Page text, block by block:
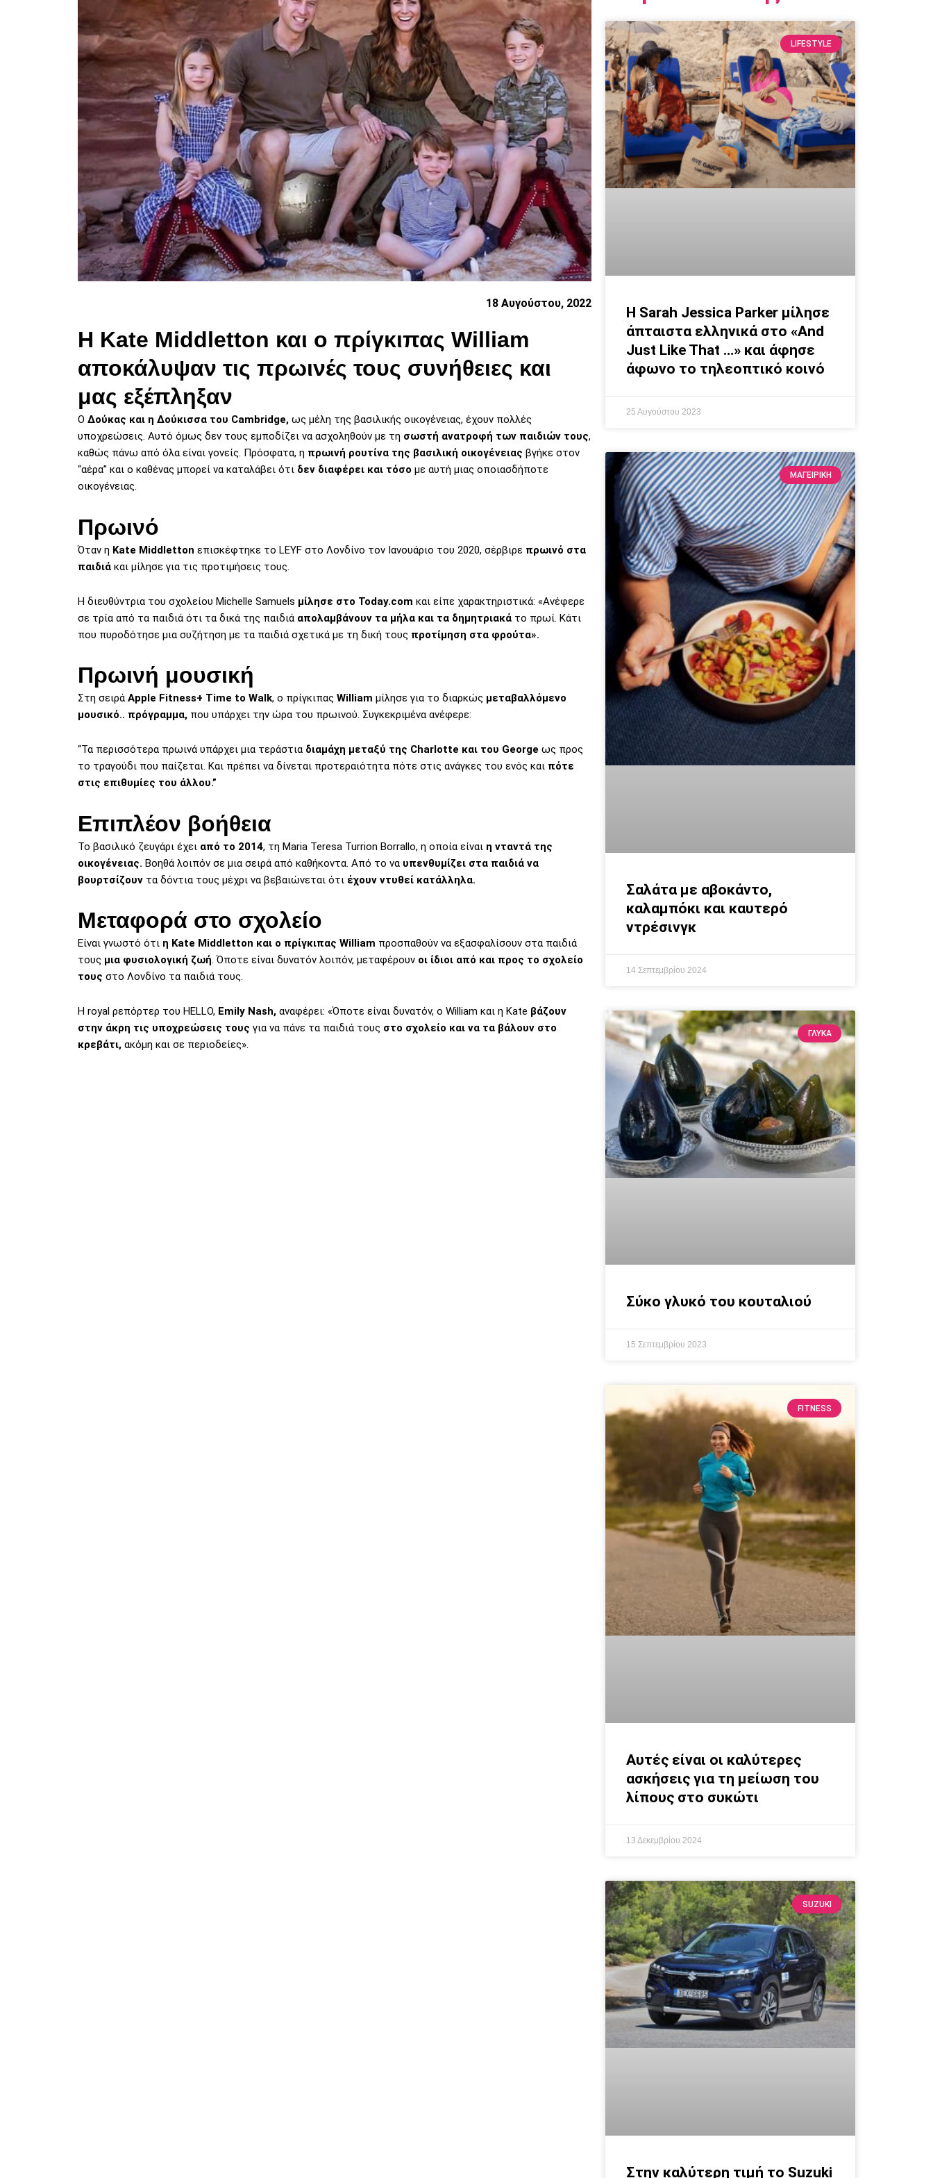
18 Αυγούστου, 2022
H Kate Middletton και ο πρίγκιπας William
αποκάλυψαν τις πρωινές τους συνήθειες και
μας εξέπληξαν
Ο Δούκας και η Δούκισσα του Cambridge, ως μέλη της βασιλικής οικογένειας, έχουν πολλές
υποχρεώσεις. Αυτό όμως δεν τους εμποδίζει να ασχοληθούν με τη σωστή ανατροφή των παιδιών τους,
καθώς πάνω από όλα είναι γονείς. Πρόσφατα, η πρωινή ρουτίνα της βασιλική οικογένειας βγήκε στον
“αέρα” και ο καθένας μπορεί να καταλάβει ότι δεν διαφέρει και τόσο με αυτή μιας οποιασδήποτε
οικογένειας.
Πρωινό
Όταν η Kate Middletton επισκέφτηκε το LEYF στο Λονδίνο τον Ιανουάριο του 2020, σέρβιρε πρωινό στα
παιδιά και μίλησε για τις προτιμήσεις τους.
Η διευθύντρια του σχολείου Michelle Samuels μίλησε στο Today.com και είπε χαρακτηριστικά: «Ανέφερε
σε τρία από τα παιδιά ότι τα δικά της παιδιά απολαμβάνουν τα μήλα και τα δημητριακά το πρωί. Κάτι
που πυροδότησε μια συζήτηση με τα παιδιά σχετικά με τη δική τους προτίμηση στα φρούτα».
Πρωινή μουσική
Στη σειρά Apple Fitness+ Time to Walk, ο πρίγκιπας William μίλησε για το διαρκώς μεταβαλλόμενο
μουσικό.. πρόγραμμα, που υπάρχει την ώρα του πρωινού. Συγκεκριμένα ανέφερε:
“Τα περισσότερα πρωινά υπάρχει μια τεράστια διαμάχη μεταξύ της Charlotte και του George ως προς
το τραγούδι που παίζεται. Και πρέπει να δίνεται προτεραιότητα πότε στις ανάγκες του ενός και πότε
στις επιθυμίες του άλλου.”
Επιπλέον βοήθεια
To βασιλικό ζευγάρι έχει από το 2014, τη Maria Teresa Turrion Borrallo, η οποία είναι η νταντά της
οικογένειας. Βοηθά λοιπόν σε μια σειρά από καθήκοντα. Από το να υπενθυμίζει στα παιδιά να
βουρτσίζουν τα δόντια τους μέχρι να βεβαιώνεται ότι έχουν ντυθεί κατάλληλα.
Μεταφορά στο σχολείο
Είναι γνωστό ότι η Kate Middletton και ο πρίγκιπας William προσπαθούν να εξασφαλίσουν στα παιδιά
τους μια φυσιολογική ζωή. Όποτε είναι δυνατόν λοιπόν, μεταφέρουν οι ίδιοι από και προς το σχολείο
τους στο Λονδίνο τα παιδιά τους.
Η royal ρεπόρτερ του HELLO, Emily Nash, αναφέρει: «Όποτε είναι δυνατόν, ο William και η Kate βάζουν
στην άκρη τις υποχρεώσεις τους για να πάνε τα παιδιά τους στο σχολείο και να τα βάλουν στο
κρεβάτι, ακόμη και σε περιοδείες».
LIFESTYLE
Η Sarah Jessica Parker μίλησε
άπταιστα ελληνικά στο «And
Just Like That …» και άφησε
άφωνο το τηλεοπτικό κοινό
25 Αυγούστου 2023
ΜΑΓΕΙΡΙΚΗ
Σαλάτα με αβοκάντο,
καλαμπόκι και καυτερό
ντρέσινγκ
14 Σεπτεμβρίου 2024
ΓΛΥΚΆ
Σύκο γλυκό του κουταλιού
15 Σεπτεμβρίου 2023
FITNESS
Αυτές είναι οι καλύτερες
ασκήσεις για τη μείωση του
λίπους στο συκώτι
13 Δεκεμβρίου 2024
SUZUKI
Στην καλύτερη τιμή το Suzuki